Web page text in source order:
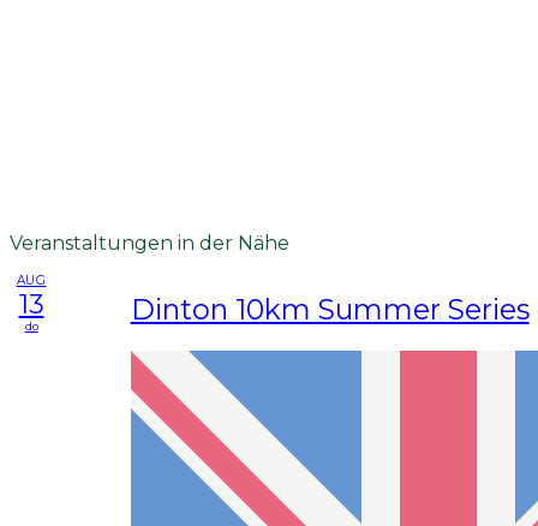
Veranstaltungen in der Nähe
AUG
13
do Dinton 10km Summer Series